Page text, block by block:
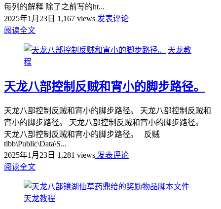
每列的解释 除了之前写的ht...
2025年1月23日 1,167 views 发表评论
阅读全文
天龙教
程
天龙八部控制反贼和宵小的脚步路径。
天龙八部控制反贼和宵小的脚步路径。 天龙八部控制反贼和
宵小的脚步路径。 天龙八部控制反贼和宵小的脚步路径。
天龙八部控制反贼和宵小的脚步路径。 反贼
tlbb\Public\Data\S...
2025年1月23日 1,281 views 发表评论
阅读全文
天龙教程